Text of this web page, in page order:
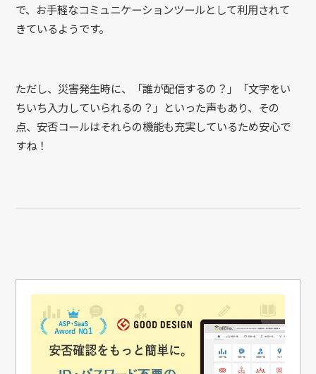
で、お手軽なコミュニケーションツールとして利用されて
きているようです。
ただし、災害発生時に、「誰が配信するの？」「文字をい
ちいち入力していられるの？」といった声もあり、その
点、安否コールはそれらの機能も充実しているため安心で
すね！